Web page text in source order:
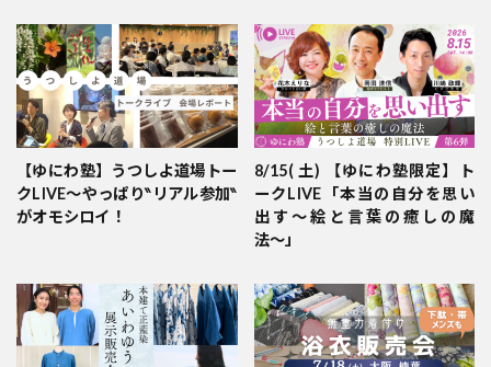
【ゆにわ塾】うつしよ道場トー
クLIVE～やっぱり‶リアル参加‶
がオモシロイ！
8/15( 土) 【ゆにわ塾限定】ト
ークLIVE「本当の自分を思い
出す〜絵と言葉の癒しの魔
法〜」